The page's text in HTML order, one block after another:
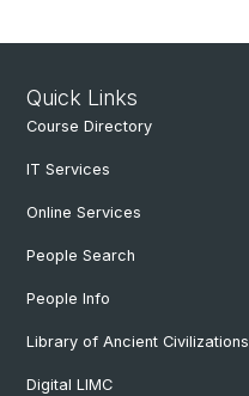
Quick Links
Course Directory
IT Services
Online Services
People Search
People Info
Library of Ancient Civilizations
Digital LIMC